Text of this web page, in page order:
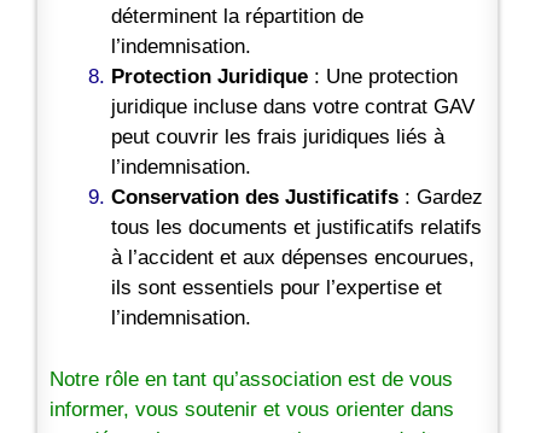
déterminent la répartition de
l’indemnisation.
Protection Juridique : Une protection
juridique incluse dans votre contrat GAV
peut couvrir les frais juridiques liés à
l’indemnisation.
Conservation des Justificatifs : Gardez
tous les documents et justificatifs relatifs
à l’accident et aux dépenses encourues,
ils sont essentiels pour l’expertise et
l’indemnisation.
Notre rôle en tant qu’association est de vous
informer, vous soutenir et vous orienter dans